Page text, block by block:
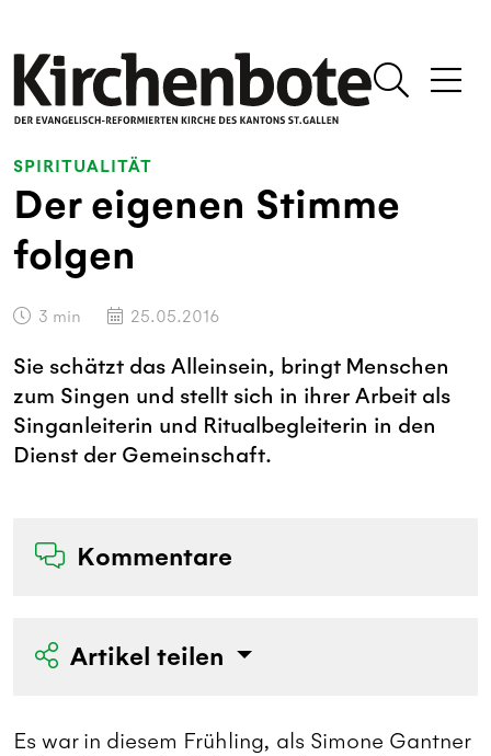
SPIRITUALITÄT
Der eigenen Stimme
folgen
3 min 25.05.2016
Sie schätzt das Alleinsein, bringt Menschen
zum Singen und stellt sich in ihrer Arbeit als
Singanleiterin und Ritualbegleiterin in den
Dienst der Gemeinschaft.
Kommentare
Artikel teilen
Es war in diesem Frühling, als Simone Gantner